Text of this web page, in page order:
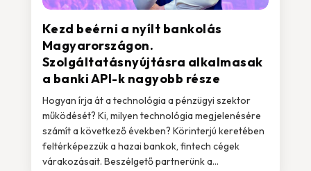
Kezd beérni a nyílt bankolás
Magyarországon.
Szolgáltatásnyújtásra alkalmasak
a banki API-k nagyobb része
Hogyan írja át a technológia a pénzügyi szektor
működését? Ki, milyen technológia megjelenésére
számít a következő években? Körinterjú keretében
feltérképezzük a hazai bankok, fintech cégek
várakozásait. Beszélgető partnerünk a...